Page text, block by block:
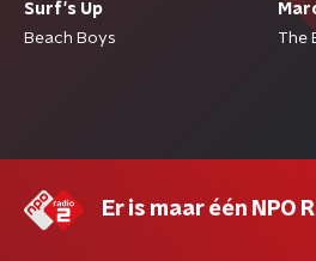
Surf's Up
Beach Boys
The
Er is maar één NPO